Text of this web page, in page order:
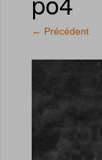
← Précédent